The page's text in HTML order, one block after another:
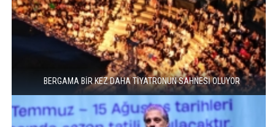
BERGAMA BİR KEZ DAHA TİYATRONUN SAHNESİ OLUYOR